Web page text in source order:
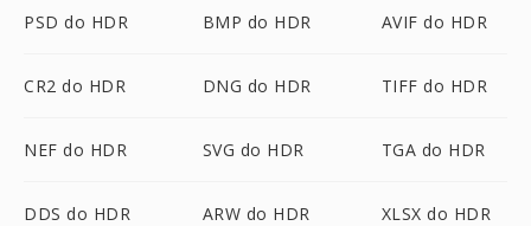
PSD do HDR BMP do HDR AVIF do HDR
CR2 do HDR DNG do HDR TIFF do HDR
NEF do HDR SVG do HDR TGA do HDR
DDS do HDR ARW do HDR XLSX do HDR